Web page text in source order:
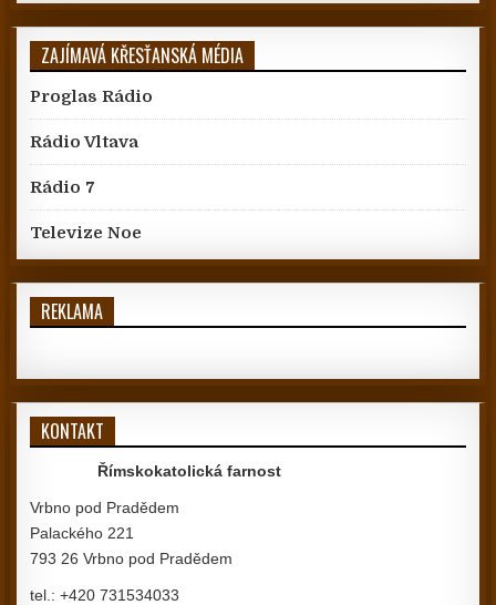
ZAJÍMAVÁ KŘESŤANSKÁ MÉDIA
Proglas Rádio
Rádio Vltava
Rádio 7
Televize Noe
REKLAMA
KONTAKT
Římskokatolická farnost
Vrbno pod Pradědem
Palackého 221
793 26 Vrbno pod Pradědem
tel.: +420 731534033